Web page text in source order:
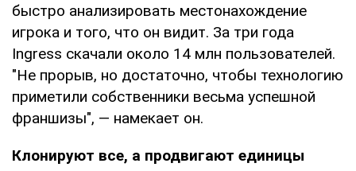
быстро анализировать местонахождение
игрока и того, что он видит. За три года
Ingress скачали около 14 млн пользователей.
"Не прорыв, но достаточно, чтобы технологию
приметили собственники весьма успешной
франшизы", — намекает он.
Клонируют все, а продвигают единицы